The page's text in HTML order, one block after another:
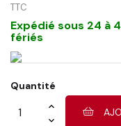
TTC
Expédié sous 24 à
fériés
Quantité